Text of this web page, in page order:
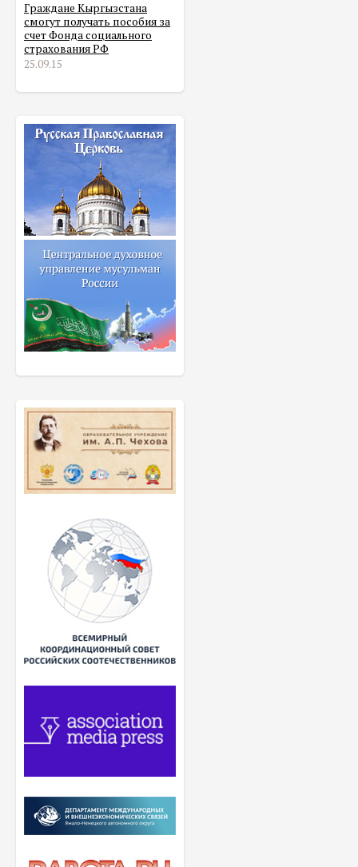
Граждане Кыргызстана
смогут получать пособия за
счет Фонда социального
страхования РФ
25.09.15